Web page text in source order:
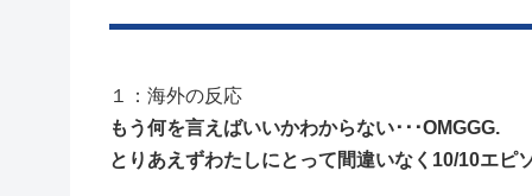
１：海外の反応
もう何を言えばいいかわからない･･･OMGGG.
とりあえずわたしにとって間違いなく10/10エピ